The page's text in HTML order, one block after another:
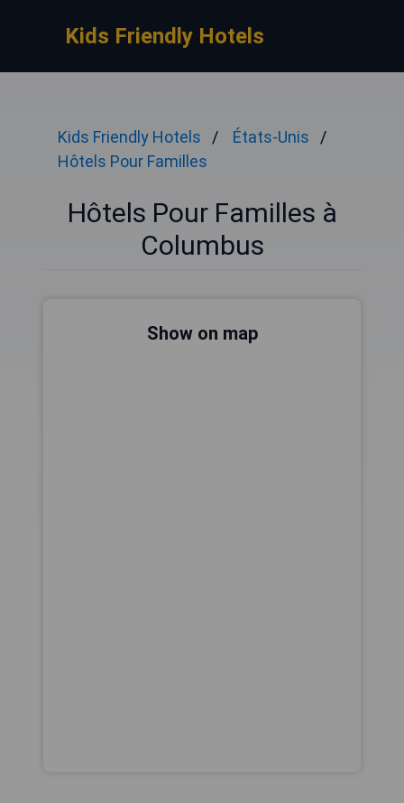
Kids Friendly Hotels
Kids Friendly Hotels
États-Unis
Hôtels Pour Familles
Hôtels Pour Familles à
Columbus
Show on map